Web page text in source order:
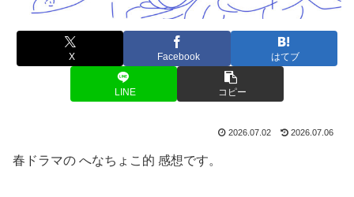
X Facebook はてブ
LINE コピー
2026.07.02 2026.07.06
春ドラマの へなちょこ的 感想です。